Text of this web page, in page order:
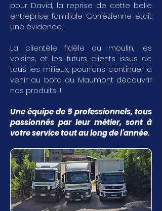
pour David, la reprise de cette belle
entreprise familiale Corrézienne était
une évidence.
La clientèle fidèle au moulin, les
voisins, et les futurs clients issus de
tous les milieux, pourrons continuer à
venir au bord du Maumont découvrir
nos produits !!
Une équipe de 5 professionnels, tous
passionnés par leur métier, sont à
votre service tout au long de l'année.